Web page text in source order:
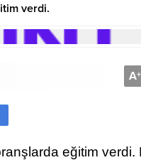
verdi.
A+
eğitim verdi.